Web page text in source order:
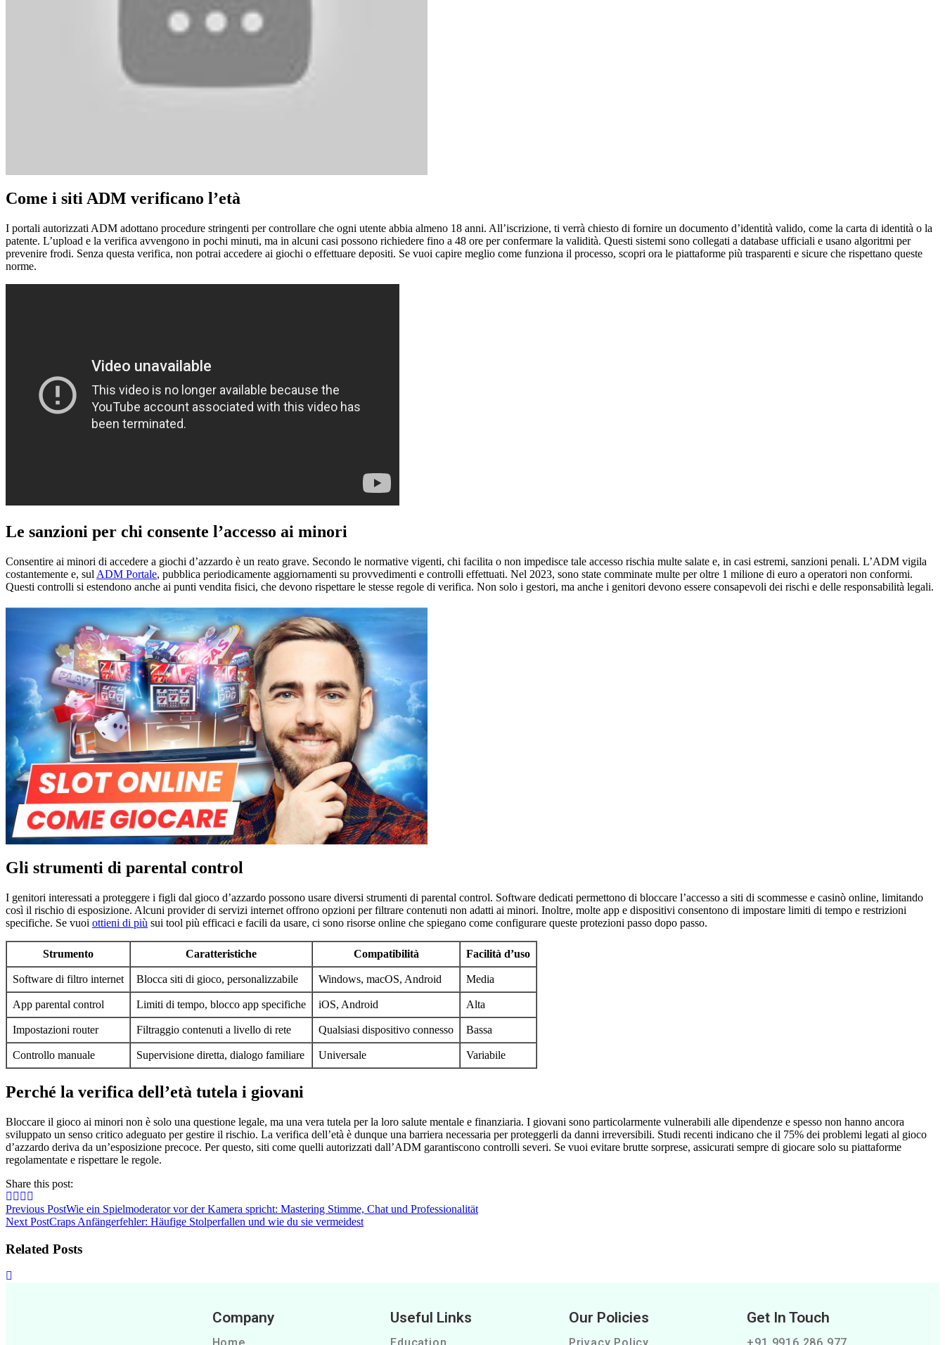
Come i siti ADM verificano l’età
I portali autorizzati ADM adottano procedure stringenti per controllare che ogni utente abbia almeno 18 anni. All’iscrizione, ti verrà chiesto di fornire un documento d’identità valido, come la carta di identità o la
patente. L’upload e la verifica avvengono in pochi minuti, ma in alcuni casi possono richiedere fino a 48 ore per confermare la validità. Questi sistemi sono collegati a database ufficiali e usano algoritmi per
prevenire frodi. Senza questa verifica, non potrai accedere ai giochi o effettuare depositi. Se vuoi capire meglio come funziona il processo, scopri ora le piattaforme più trasparenti e sicure che rispettano queste
norme.
Le sanzioni per chi consente l’accesso ai minori
Consentire ai minori di accedere a giochi d’azzardo è un reato grave. Secondo le normative vigenti, chi facilita o non impedisce tale accesso rischia multe salate e, in casi estremi, sanzioni penali. L’ADM vigila
costantemente e, sul ADM Portale, pubblica periodicamente aggiornamenti su provvedimenti e controlli effettuati. Nel 2023, sono state comminate multe per oltre 1 milione di euro a operatori non conformi.
Questi controlli si estendono anche ai punti vendita fisici, che devono rispettare le stesse regole di verifica. Non solo i gestori, ma anche i genitori devono essere consapevoli dei rischi e delle responsabilità legali.
Gli strumenti di parental control
I genitori interessati a proteggere i figli dal gioco d’azzardo possono usare diversi strumenti di parental control. Software dedicati permettono di bloccare l’accesso a siti di scommesse e casinò online, limitando
così il rischio di esposizione. Alcuni provider di servizi internet offrono opzioni per filtrare contenuti non adatti ai minori. Inoltre, molte app e dispositivi consentono di impostare limiti di tempo e restrizioni
specifiche. Se vuoi ottieni di più sui tool più efficaci e facili da usare, ci sono risorse online che spiegano come configurare queste protezioni passo dopo passo.
Strumento Caratteristiche Compatibilità Facilità d’uso
Software di filtro internet Blocca siti di gioco, personalizzabile Windows, macOS, Android Media
App parental control Limiti di tempo, blocco app specifiche iOS, Android Alta
Impostazioni router Filtraggio contenuti a livello di rete Qualsiasi dispositivo connesso Bassa
Controllo manuale Supervisione diretta, dialogo familiare Universale Variabile
Perché la verifica dell’età tutela i giovani
Bloccare il gioco ai minori non è solo una questione legale, ma una vera tutela per la loro salute mentale e finanziaria. I giovani sono particolarmente vulnerabili alle dipendenze e spesso non hanno ancora
sviluppato un senso critico adeguato per gestire il rischio. La verifica dell’età è dunque una barriera necessaria per proteggerli da danni irreversibili. Studi recenti indicano che il 75% dei problemi legati al gioco
d’azzardo deriva da un’esposizione precoce. Per questo, siti come quelli autorizzati dall’ADM garantiscono controlli severi. Se vuoi evitare brutte sorprese, assicurati sempre di giocare solo su piattaforme
regolamentate e rispettare le regole.
Share this post:
Previous PostWie ein Spielmoderator vor der Kamera spricht: Mastering Stimme, Chat und Professionalität
Next PostCraps Anfängerfehler: Häufige Stolperfallen und wie du sie vermeidest
Related Posts
Company Useful Links Our Policies Get In Touch